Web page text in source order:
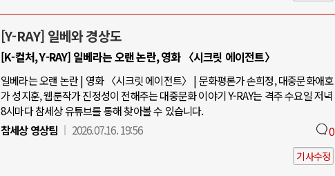
[Y-RAY] 일베와 경상도
[K-컬처, Y-RAY] 일베라는 오랜 논란, 영화 〈시크릿 에이전트〉
일베라는 오랜 논란 | 영화 〈시크릿 에이전트〉 | 문화평론가 손희정, 대중문화애호
가 성지훈, 웹툰작가 진정성이 전해주는 대중문화 이야기 Y-RAY는 격주 수요일 저녁
8시마다 참세상 유튜브를 통해 찾아볼 수 있습니다.
참세상 영상팀
2026.07.16. 19:56 0
기사수정